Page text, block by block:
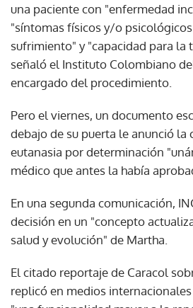
una paciente con "enfermedad
"síntomas físicos y/o
sufrimiento" y "capacidad para la
señaló el Instituto Colombiano
encargado del procedimiento.
Pero el viernes, un documento
debajo de su puerta le anunció la
eutanasia por determinación
médico que antes la había
En una segunda comunicación,
decisión en un "concepto
salud y evolución" de Martha.
El citado reportaje de Caracol
replicó en medios